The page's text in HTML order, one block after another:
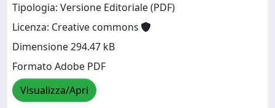
Tipologia: Versione Editoriale (PDF)
Licenza: Creative commons
Dimensione 294.47 kB
Formato Adobe PDF
Visualizza/Apri